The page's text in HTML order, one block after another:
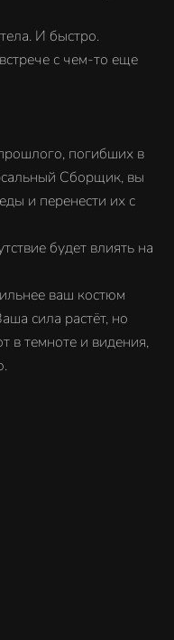
И быстро.
с чем-то еще
погибших в
Сборщик, вы
и перенести их с
будет влиять на
ваш костюм
сила растёт, но
в темноте и видения,